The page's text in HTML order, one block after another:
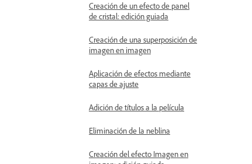
Creación de un efecto de panel
de cristal: edición guiada
Creación de una superposición de
imagen en imagen
Aplicación de efectos mediante
capas de ajuste
Adición de títulos a la película
Eliminación de la neblina
Creación del efecto Imagen en